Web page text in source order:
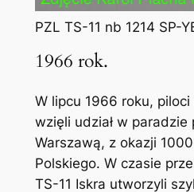
PZL TS-11 nb 1214 SP-
1966 rok.
W lipcu 1966 roku, piloci
wzięli udział w paradzie
Warszawą, z okazji
Polskiego. W czasie
TS-11 Iskra utworzyli